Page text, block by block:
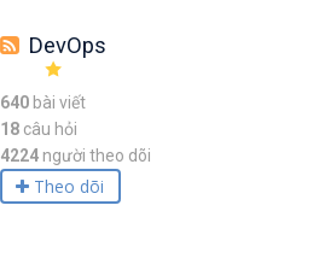
DevOps
640bài viết
18câu hỏi
4224 người theo dõi
Theo dõi